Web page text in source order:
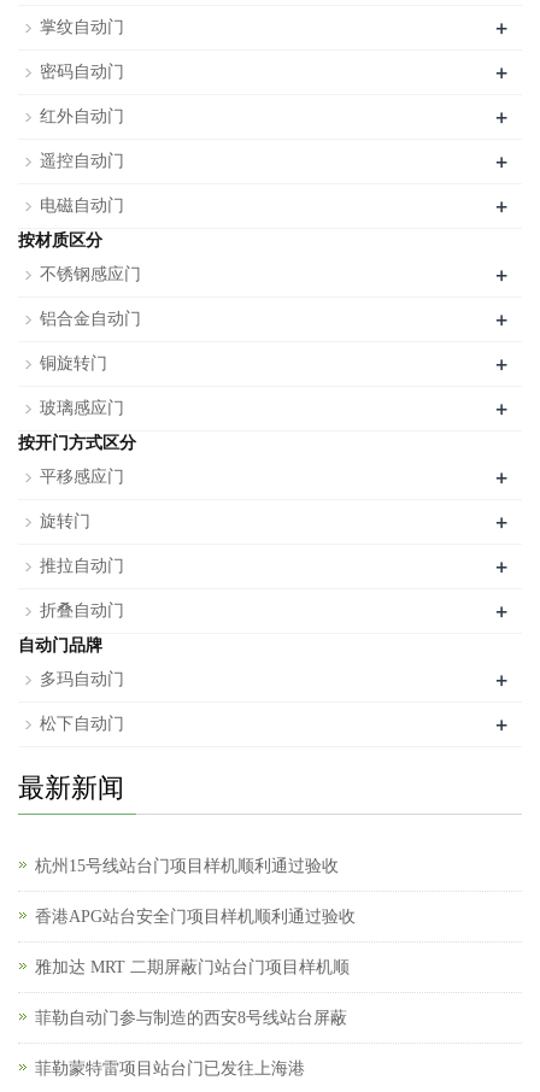
掌纹自动门 +
密码自动门 +
红外自动门 +
遥控自动门 +
电磁自动门 +
按材质区分
不锈钢感应门
+
铝合金自动门 +
铜旋转门 +
玻璃感应门 +
按开门方式区分
平移感应门
+
旋转门 +
推拉自动门 +
折叠自动门 +
自动门品牌
多玛自动门
+
松下自动门 +
最新新闻
杭州15号线站台门项目样机顺利通过验收
香港APG站台安全门项目样机顺利通过验收
雅加达 MRT 二期屏蔽门站台门项目样机顺
菲勒自动门参与制造的西安8号线站台屏蔽
菲勒蒙特雷项目站台门已发往上海港